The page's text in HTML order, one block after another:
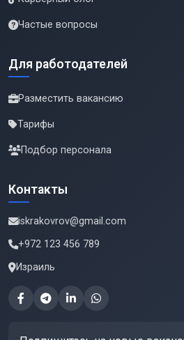
Частые вопросы
Для работодателей
Разместить вакансию
Тарифы
Подбор персонала
Контакты
iskrakovrov@gmail.com
+972 123 456 789
Израиль